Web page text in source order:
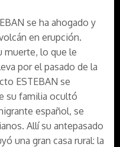
se ha ahogado y
en erupción.
muerte, lo que le
por el pasado de la
ESTEBAN se
su familia ocultó
español, se
Allí su antepasado
una gran casa rural: la